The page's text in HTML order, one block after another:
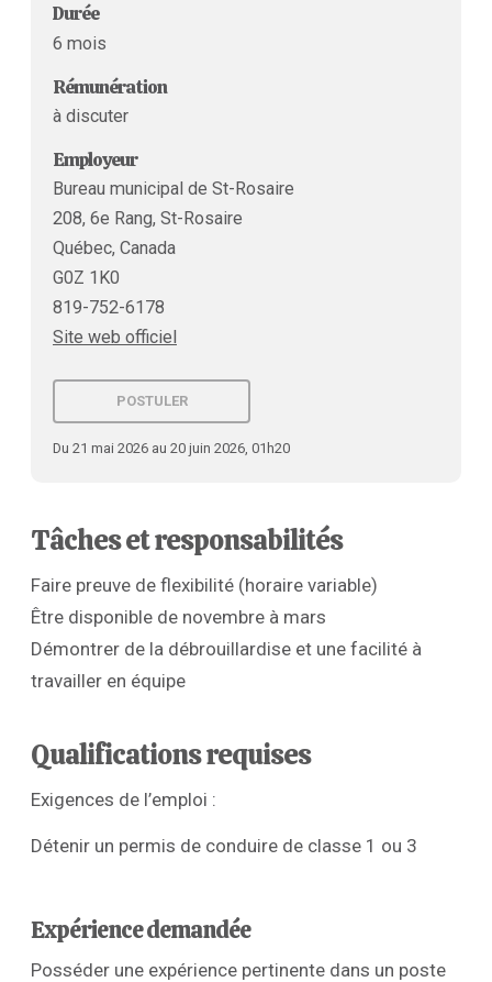
Durée
6 mois
Rémunération
à discuter
Employeur
Bureau municipal de St-Rosaire
208, 6e Rang, St-Rosaire
Québec, Canada
G0Z 1K0
819-752-6178
Site web officiel
POSTULER
Du 21 mai 2026 au 20 juin 2026, 01h20
Tâches et responsabilités
Faire preuve de flexibilité (horaire variable)
Être disponible de novembre à mars
Démontrer de la débrouillardise et une facilité à
travailler en équipe
Qualifications requises
Exigences de l’emploi :
Détenir un permis de conduire de classe 1 ou 3
Expérience demandée
Posséder une expérience pertinente dans un poste